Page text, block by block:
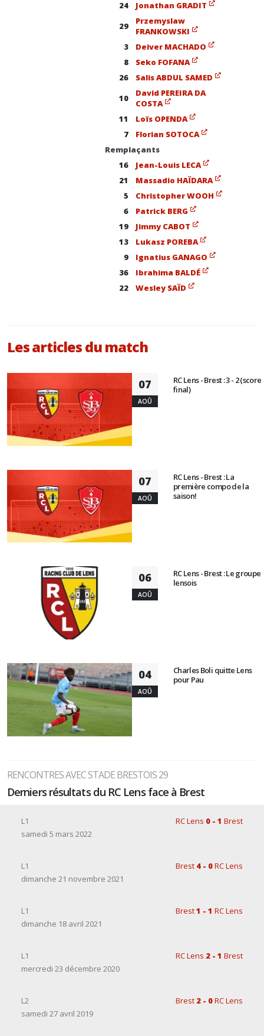
24
Jonathan GRADIT
29
Przemyslaw
FRANKOWSKI
3
Deiver MACHADO
8
Seko FOFANA
26
Salis ABDUL SAMED
10
David PEREIRA DA
COSTA
11
Loïs OPENDA
7
Florian SOTOCA
Remplaçants
16
Jean-Louis LECA
21
Massadio HAÏDARA
5
Christopher WOOH
6
Patrick BERG
19
Jimmy CABOT
13
Lukasz POREBA
9
Ignatius GANAGO
36
Ibrahima BALDÉ
22
Wesley SAÏD
Les articles du match
07
AOÛ
RC Lens - Brest : 3 - 2 (score
final)
07
AOÛ
RC Lens - Brest : La
première compo de la
saison!
06
AOÛ
RC Lens - Brest : Le groupe
lensois
04
AOÛ
Charles Boli quitte Lens
pour Pau
RENCONTRES AVEC STADE BRESTOIS 29
Derniers résultats du RC Lens face à Brest
L1 RC Lens 0 - 1 Brest
samedi 5 mars 2022
L1 Brest 4 - 0RC Lens
dimanche 21 novembre 2021
L1 Brest1 - 1 RC Lens
dimanche 18 avril 2021
L1 RC Lens 2 - 1 Brest
mercredi 23 décembre 2020
L2 Brest 2 - 0RC Lens
samedi 27 avril 2019